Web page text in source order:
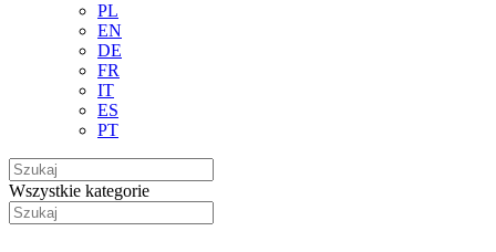
PL
EN
DE
FR
IT
ES
PT
Wszystkie kategorie